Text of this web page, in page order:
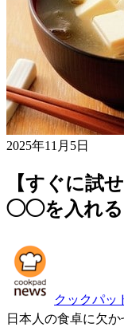
2025年11月5日
【すぐに試
◯◯を入れる
クックパッ
日本人の食卓に欠